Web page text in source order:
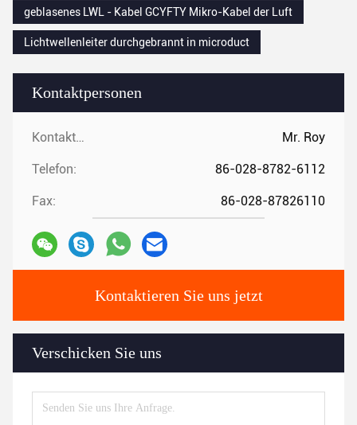
Kontaktpersonen
Kontaktpersonen: Mr. Roy
Telefon: 86-028-8782-6112
Fax: 86-028-87826110
Kontaktieren Sie uns jetzt
Verschicken Sie uns
geblasenes LWL - Kabel GCYFTY Mikro-Kabel der Luft
Lichtwellenleiter durchgebrannt in microduct